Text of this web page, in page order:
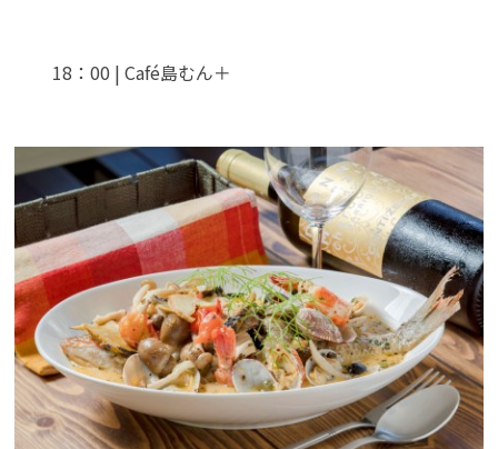
18：00 | Café島むん＋